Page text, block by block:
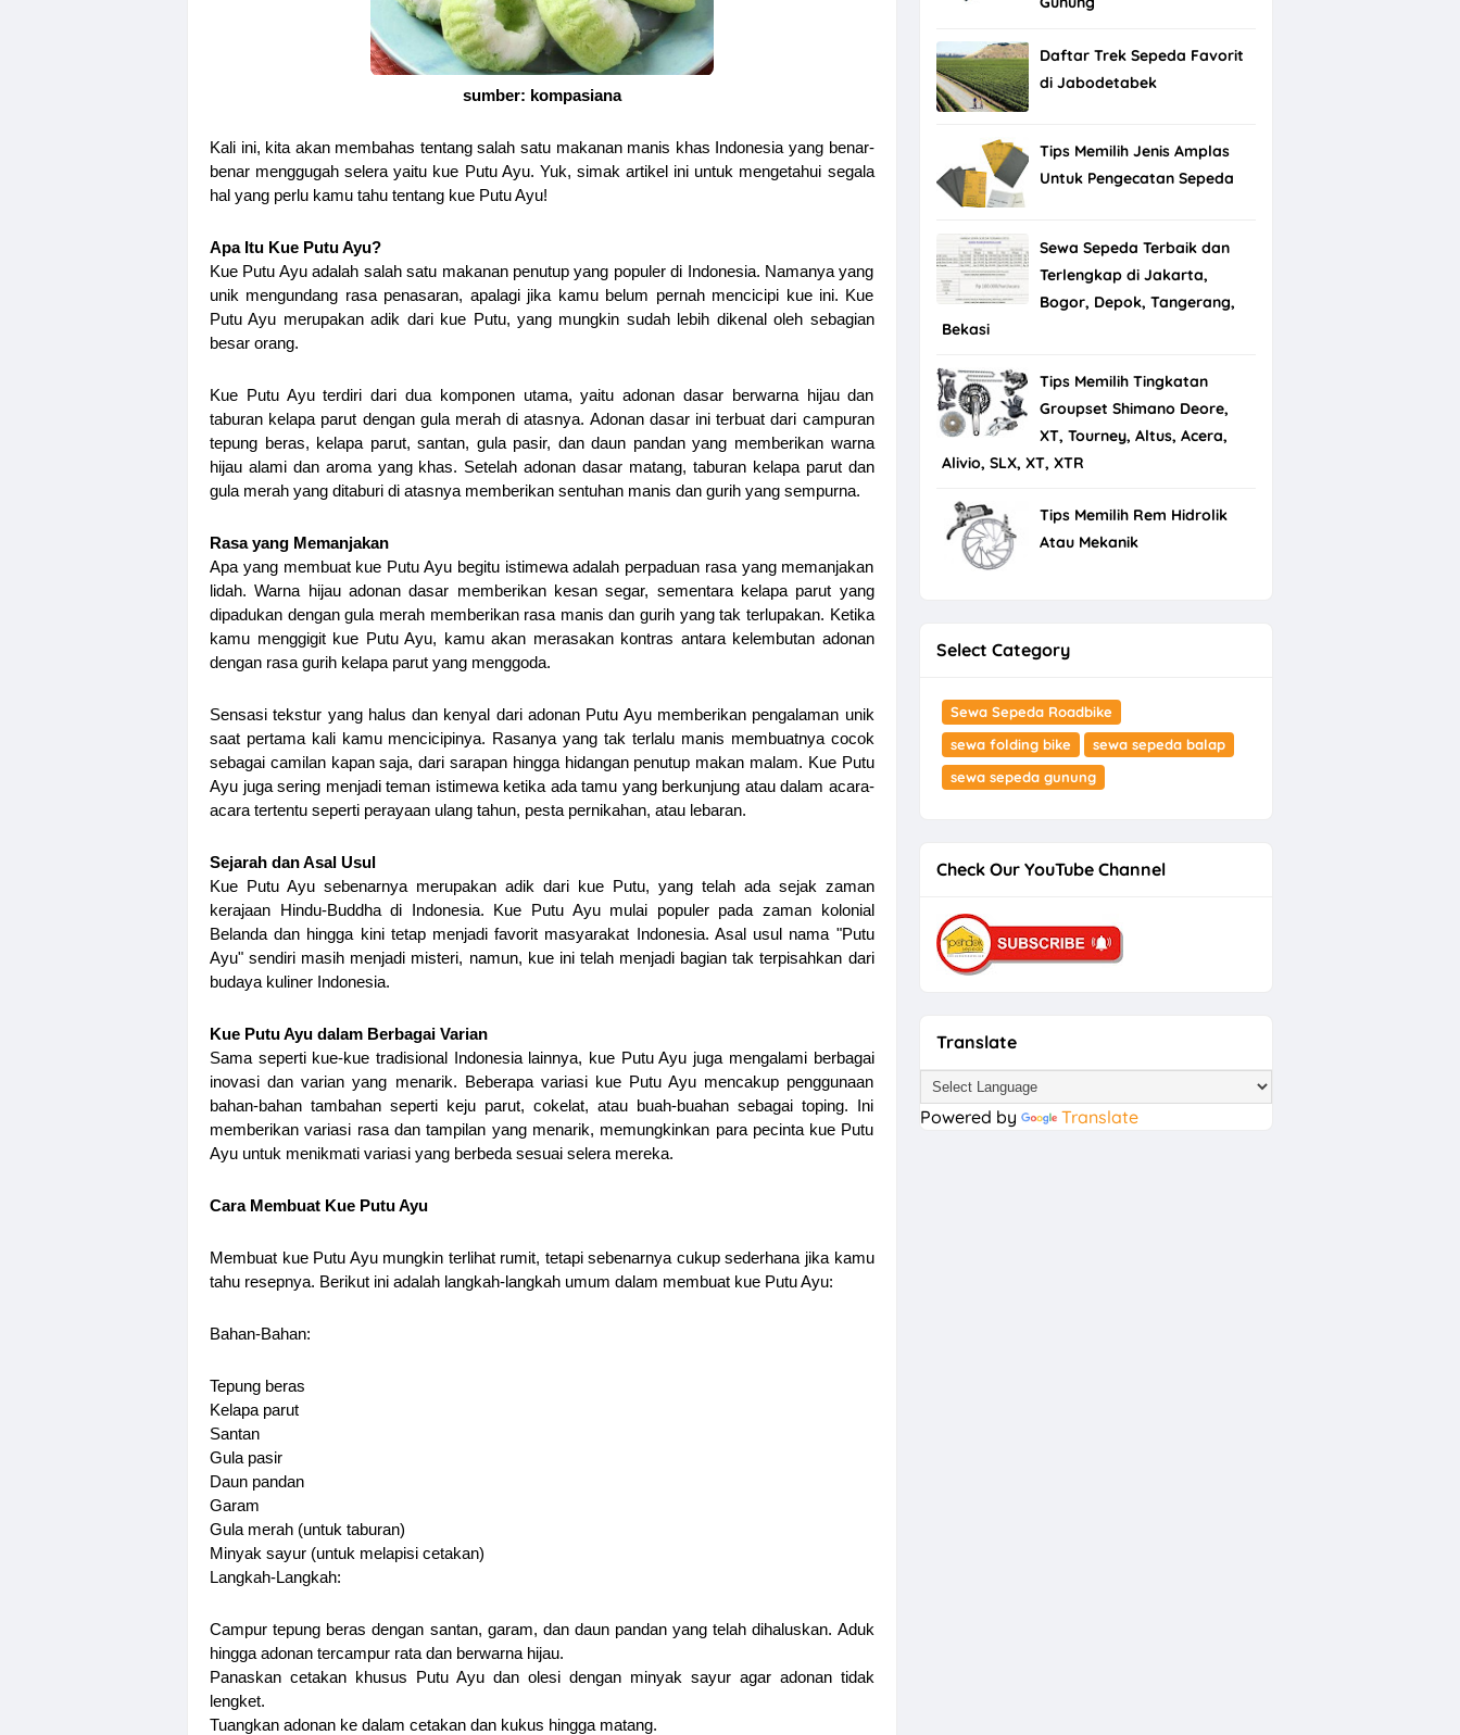
sumber: kompasiana
Kali ini, kita akan membahas tentang salah satu makanan manis khas Indonesia yang benar-
benar menggugah selera yaitu kue Putu Ayu. Yuk, simak artikel ini untuk mengetahui segala
hal yang perlu kamu tahu tentang kue Putu Ayu!
Apa Itu Kue Putu Ayu?
Kue Putu Ayu adalah salah satu makanan penutup yang populer di Indonesia. Namanya yang
unik mengundang rasa penasaran, apalagi jika kamu belum pernah mencicipi kue ini. Kue
Putu Ayu merupakan adik dari kue Putu, yang mungkin sudah lebih dikenal oleh sebagian
besar orang.
Kue Putu Ayu terdiri dari dua komponen utama, yaitu adonan dasar berwarna hijau dan
taburan kelapa parut dengan gula merah di atasnya. Adonan dasar ini terbuat dari campuran
tepung beras, kelapa parut, santan, gula pasir, dan daun pandan yang memberikan warna
hijau alami dan aroma yang khas. Setelah adonan dasar matang, taburan kelapa parut dan
gula merah yang ditaburi di atasnya memberikan sentuhan manis dan gurih yang sempurna.
Rasa yang Memanjakan
Apa yang membuat kue Putu Ayu begitu istimewa adalah perpaduan rasa yang memanjakan
lidah. Warna hijau adonan dasar memberikan kesan segar, sementara kelapa parut yang
dipadukan dengan gula merah memberikan rasa manis dan gurih yang tak terlupakan. Ketika
kamu menggigit kue Putu Ayu, kamu akan merasakan kontras antara kelembutan adonan
dengan rasa gurih kelapa parut yang menggoda.
Sensasi tekstur yang halus dan kenyal dari adonan Putu Ayu memberikan pengalaman unik
saat pertama kali kamu mencicipinya. Rasanya yang tak terlalu manis membuatnya cocok
sebagai camilan kapan saja, dari sarapan hingga hidangan penutup makan malam. Kue Putu
Ayu juga sering menjadi teman istimewa ketika ada tamu yang berkunjung atau dalam acara-
acara tertentu seperti perayaan ulang tahun, pesta pernikahan, atau lebaran.
Sejarah dan Asal Usul
Kue Putu Ayu sebenarnya merupakan adik dari kue Putu, yang telah ada sejak zaman
kerajaan Hindu-Buddha di Indonesia. Kue Putu Ayu mulai populer pada zaman kolonial
Belanda dan hingga kini tetap menjadi favorit masyarakat Indonesia. Asal usul nama "Putu
Ayu" sendiri masih menjadi misteri, namun, kue ini telah menjadi bagian tak terpisahkan dari
budaya kuliner Indonesia.
Kue Putu Ayu dalam Berbagai Varian
Sama seperti kue-kue tradisional Indonesia lainnya, kue Putu Ayu juga mengalami berbagai
inovasi dan varian yang menarik. Beberapa variasi kue Putu Ayu mencakup penggunaan
bahan-bahan tambahan seperti keju parut, cokelat, atau buah-buahan sebagai toping. Ini
memberikan variasi rasa dan tampilan yang menarik, memungkinkan para pecinta kue Putu
Ayu untuk menikmati variasi yang berbeda sesuai selera mereka.
Cara Membuat Kue Putu Ayu
Membuat kue Putu Ayu mungkin terlihat rumit, tetapi sebenarnya cukup sederhana jika kamu
tahu resepnya. Berikut ini adalah langkah-langkah umum dalam membuat kue Putu Ayu:
Bahan-Bahan:
Tepung beras
Kelapa parut
Santan
Gula pasir
Daun pandan
Garam
Gula merah (untuk taburan)
Minyak sayur (untuk melapisi cetakan)
Langkah-Langkah:
Campur tepung beras dengan santan, garam, dan daun pandan yang telah dihaluskan. Aduk
hingga adonan tercampur rata dan berwarna hijau.
Panaskan cetakan khusus Putu Ayu dan olesi dengan minyak sayur agar adonan tidak
lengket.
Tuangkan adonan ke dalam cetakan dan kukus hingga matang.
Daftar Trek Sepeda Favorit
di Jabodetabek
Tips Memilih Jenis Amplas
Untuk Pengecatan Sepeda
Sewa Sepeda Terbaik dan
Terlengkap di Jakarta,
Bogor, Depok, Tangerang,
Bekasi
Tips Memilih Tingkatan
Groupset Shimano Deore,
XT, Tourney, Altus, Acera,
Alivio, SLX, XT, XTR
Tips Memilih Rem Hidrolik
Atau Mekanik
Select Category
Sewa Sepeda Roadbike
sewa folding bike
sewa sepeda balap
sewa sepeda gunung
Check Our YouTube Channel
Translate
Powered by Translate